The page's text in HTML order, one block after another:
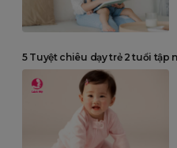
5 Tuyệt chiêu dạy trẻ 2 tuổi tập